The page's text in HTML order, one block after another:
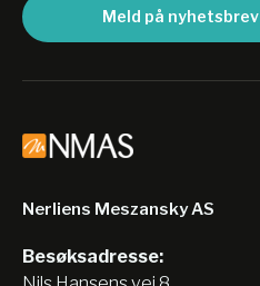
Meld på nyhetsbrev
Nerliens Meszansky AS
Besøksadresse: